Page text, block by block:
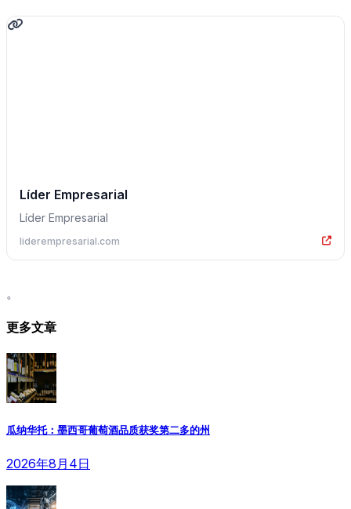
Líder Empresarial
Líder Empresarial
liderempresarial.com
。
更多文章
瓜纳华托：墨西哥葡萄酒品质获奖第二多的州
2026年8月4日